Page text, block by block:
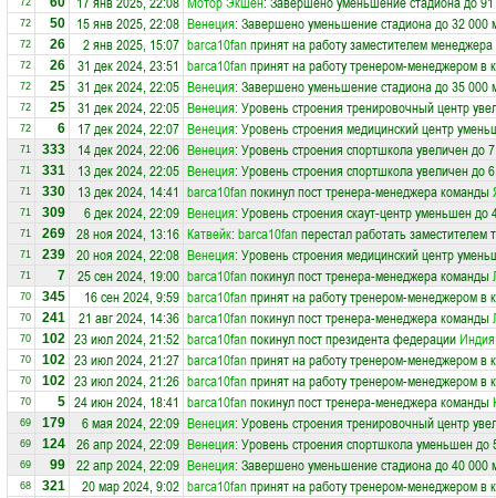
72
72 50 15 янв 2025, 22:08 Венеция: Завершено уменьшение стадиона до 32 000
72 26 2 янв 2025, 15:07 barca10fanпринят на работу заместителем
72 26 31 дек 2024, 23:51 barca10fanпринят на работу тренером-менеджером в
72 25 31 дек 2024, 22:05 Венеция: Завершено уменьшение стадиона до 35 000
72 25 31 дек 2024, 22:05 Венеция: Уровень строения тренировочный центр
72 6 17 дек 2024, 22:07 Венеция: Уровень строения медицинский центр
71 333 14 дек 2024, 22:06 Венеция: Уровень строения спортшкола увеличен до
71 331 13 дек 2024, 22:05 Венеция: Уровень строения спортшкола увеличен до
71 330 13 дек 2024, 14:41 barca10fanпокинул пост тренера-менеджера команды
71 309 6 дек 2024, 22:09 Венеция: Уровень строения скаут-центр уменьшен до
71 269 28 ноя 2024, 13:16 Катвейк: barca10fanперестал работать
71 239 20 ноя 2024, 22:08 Венеция: Уровень строения медицинский центр
71 7 25 сен 2024, 19:00 barca10fanпокинул пост тренера-менеджера команды
70 345 16 сен 2024, 9:59 barca10fanпринят на работу тренером-менеджером в
70 241 21 авг 2024, 14:36 barca10fanпокинул пост тренера-менеджера команды
70 102 23 июл 2024, 21:52 barca10fanпокинул пост президента федерацииИндия
70 102 23 июл 2024, 21:27 barca10fanпринят на работу тренером-менеджером в
70 102 23 июл 2024, 21:26 barca10fanпринят на работу тренером-менеджером в
70 5 24 июн 2024, 18:41 barca10fanпокинул пост тренера-менеджера команды
69 179 6 мая 2024, 22:09 Венеция: Уровень строения тренировочный центр
69 124 26 апр 2024, 22:09 Венеция: Уровень строения спортшкола уменьшен до
69 99 22 апр 2024, 22:09 Венеция: Завершено уменьшение стадиона до 40 000
68 321 20 мар 2024, 9:02 barca10fanпринят на работу тренером-менеджером в